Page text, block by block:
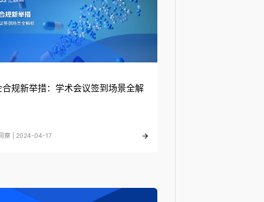
合规新举措：学术会议签到场景全解
察 | 2024-04-17